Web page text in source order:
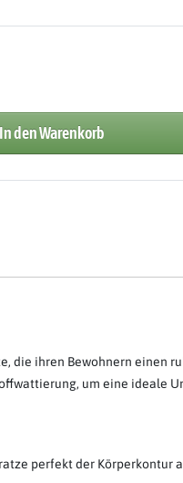
In den Warenkorb
die ihren Bewohnern einen
um eine ideale
perfekt der Körperkontur